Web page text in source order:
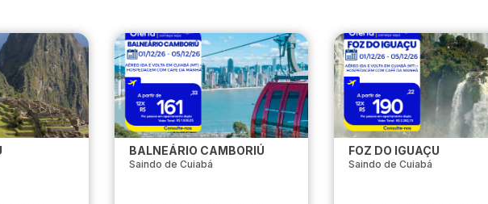
BALNEÁRIO CAMBORIÚ
Saindo de Cuiabá
FOZ DO IGUAÇU
Saindo de Cuiabá